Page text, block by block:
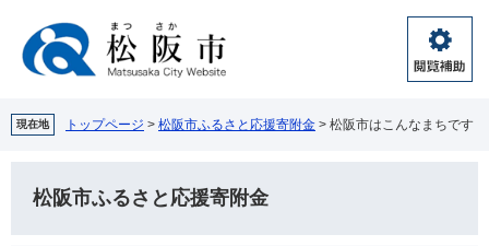
閲
覧
助
現在地 トップページ > 松阪市ふるさと応援寄附金 > 松阪市はこんなまちです
松阪市ふるさと応援寄附金